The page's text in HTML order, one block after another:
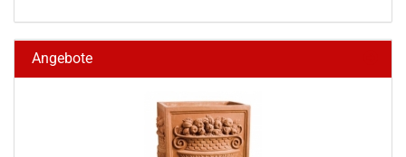
Angebote